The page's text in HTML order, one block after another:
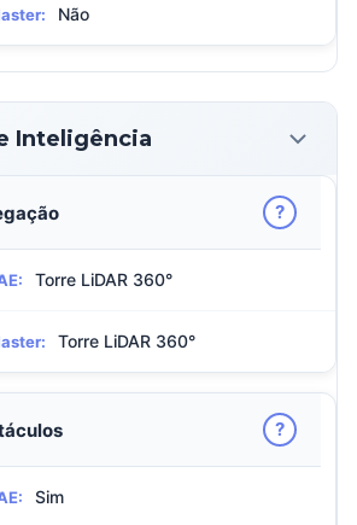
Não
Inteligência
?
Torre LiDAR 360°
Torre LiDAR 360°
?
Sim